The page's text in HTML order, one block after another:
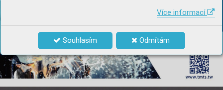
Více informací
Souhlasím Odmítám